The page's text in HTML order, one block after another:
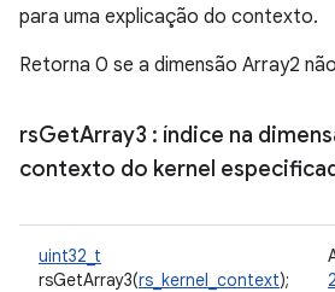
para uma explicação do contexto.
Retorna 0 se a dimensão Array2
rsGetArray3 : índice na
contexto do kernel
uint32_t
rsGetArray3(rs_kernel_context);